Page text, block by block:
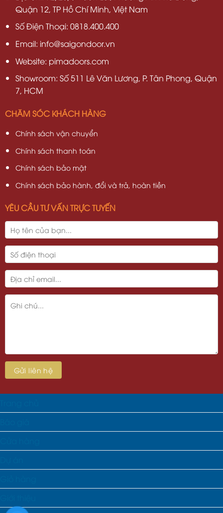
Quận 12, TP Hồ Chí Minh, Việt Nam
Số Điện Thoại: 0818.400.400
Email: info@saigondoor.vn
Website: pimadoors.com
Showroom: Số 511 Lê Văn Lương, P. Tân Phong, Quận
7, HCM
CHĂM SÓC KHÁCH HÀNG
Chính sách vận chuyển
Chính sách thanh toán
Chính sách bảo mật
Chính sách bảo hành, đổi và trả, hoàn tiền
YÊU CẦU TƯ VẤN TRỰC TUYẾN